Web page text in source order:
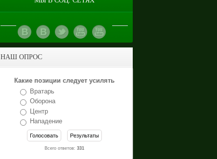
НАШ ОПРОС
Какие позиции следует усилять
Вратарь
Оборона
Центр
Нападение
Всего ответов: 331